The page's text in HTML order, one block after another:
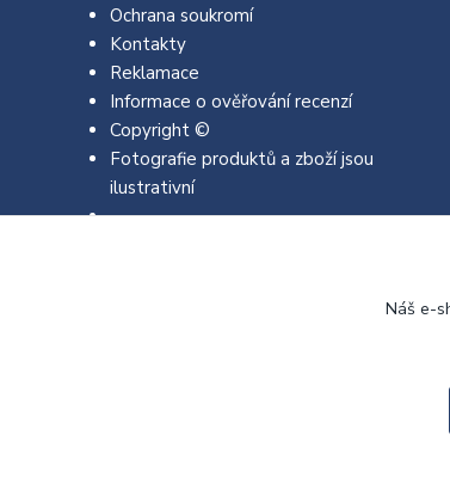
Ochrana soukromí
Kontakty
Reklamace
Informace o ověřování recenzí
Copyright ©
Fotografie produktů a zboží jsou
ilustrativní
Náš e-